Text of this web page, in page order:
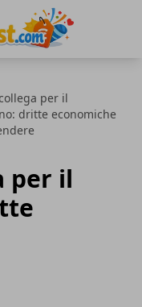
per il
dritte economiche
per il